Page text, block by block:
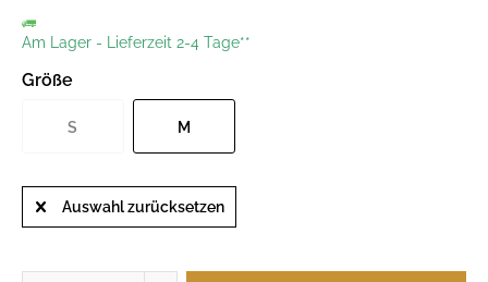
Am Lager - Lieferzeit 2-4 Tage**
Größe
S M
Auswahl zurücksetzen